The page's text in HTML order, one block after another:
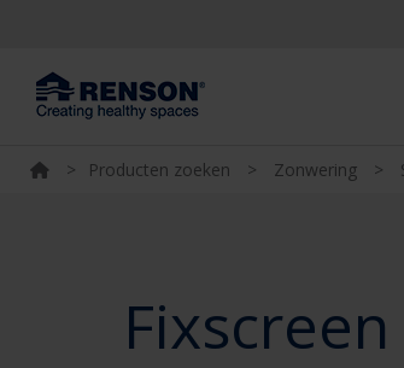
> Producten zoeken > Zonwering >